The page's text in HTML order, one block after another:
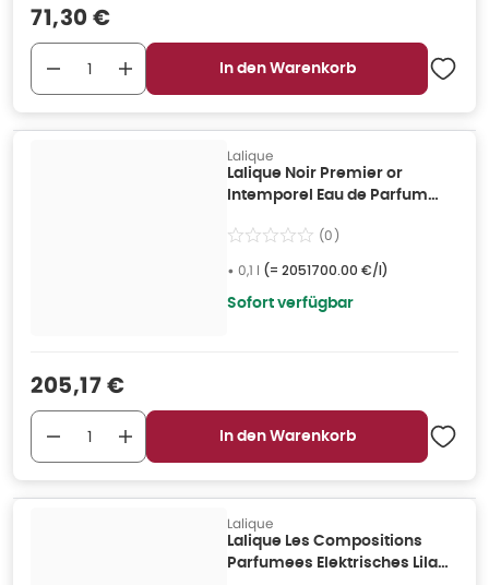
Verkaufspreis
71,30 €
In den Warenkorb
Lalique
Lalique Noir Premier or
Intemporel Eau de Parfum
(0)
• 0,1 l (= 2051700.00 €/l)
Sofort verfügbar
Verkaufspreis
205,17 €
In den Warenkorb
Lalique
Lalique Les Compositions
Parfumees Elektrisches Lila